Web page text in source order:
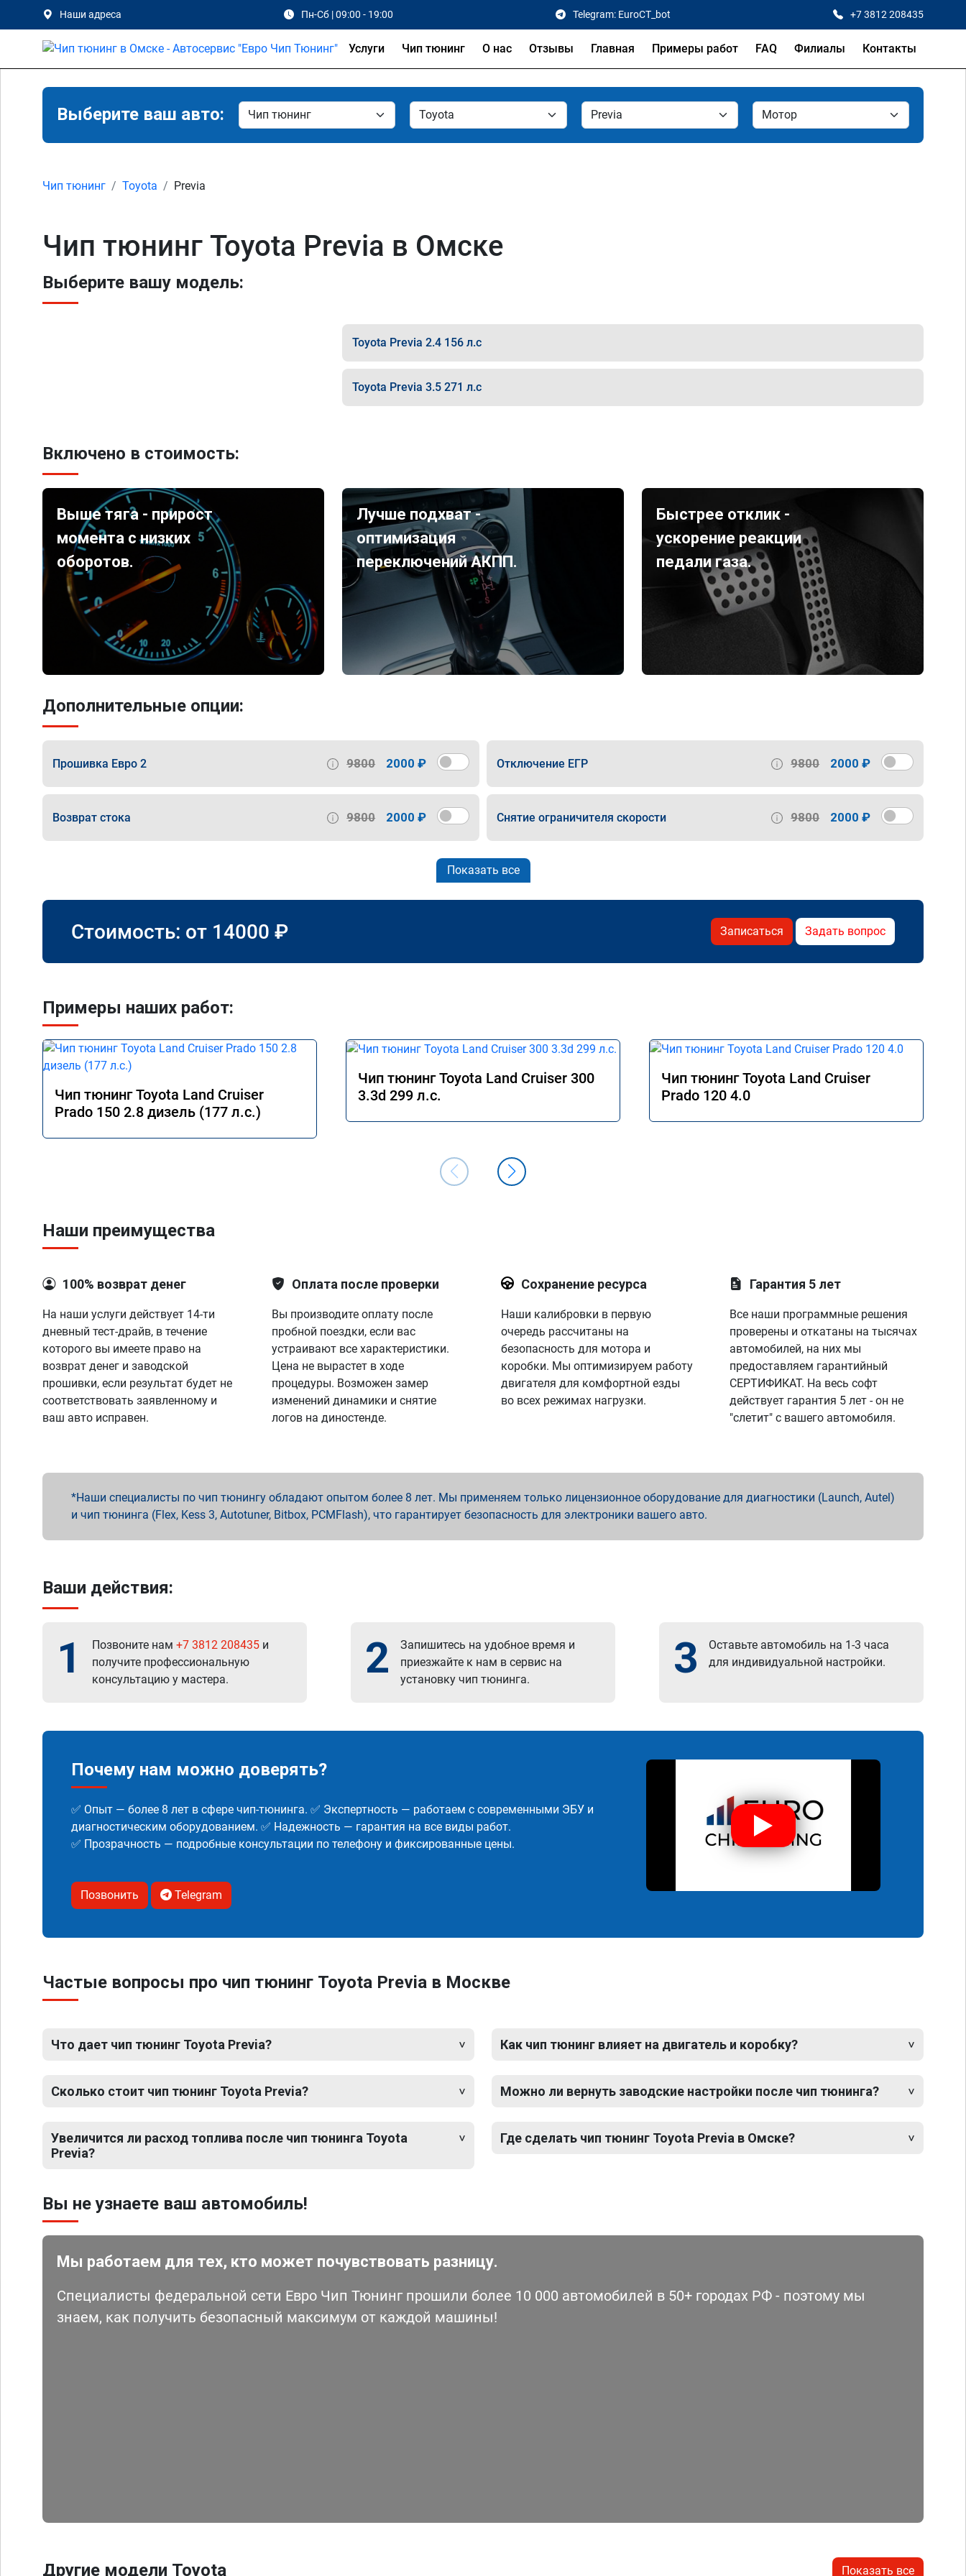
Наши адреса Пн-Сб | 09:00 - 19:00 Telegram: EuroCT_bot +7 3812 208435
Услуги Чип тюнинг О нас Отзывы Главная Примеры работ FAQ Филиалы Контакты
Выберите ваш авто:
Чип тюнинг Toyota Previa
Чип тюнинг Toyota Previa в Омске
Выберите вашу модель:
Toyota Previa 2.4 156 л.с
Toyota Previa 3.5 271 л.с
Включено в стоимость:
Выше тяга - прирост
момента с низких
оборотов.
Лучше подхват -
оптимизация
переключений АКПП.
Быстрее отклик -
ускорение реакции
педали газа.
Дополнительные опции:
Прошивка Евро 2 9800 2000 ₽ Отключение ЕГР 9800 2000 ₽
Возврат стока 9800 2000 ₽ Снятие ограничителя скорости 9800 2000 ₽
Показать все
Стоимость: от 14000 ₽ Записаться Задать вопрос
Примеры наших работ:
Чип тюнинг Toyota Land Cruiser
Prado 150 2.8 дизель (177 л.с.)
Чип тюнинг Toyota Land Cruiser 300
3.3d 299 л.с.
Чип тюнинг Toyota Land Cruiser
Prado 120 4.0
Наши преимущества
100% возврат денег
На наши услуги действует 14-ти
дневный тест-драйв, в течение
которого вы имеете право на
возврат денег и заводской
прошивки, если результат будет не
соответствовать заявленному и
ваш авто исправен.
Оплата после проверки
Вы производите оплату после
пробной поездки, если вас
устраивают все характеристики.
Цена не вырастет в ходе
процедуры. Возможен замер
изменений динамики и снятие
логов на диностенде.
Сохранение ресурса
Наши калибровки в первую
очередь рассчитаны на
безопасность для мотора и
коробки. Мы оптимизируем работу
двигателя для комфортной езды
во всех режимах нагрузки.
Гарантия 5 лет
Все наши программные решения
проверены и откатаны на тысячах
автомобилей, на них мы
предоставляем гарантийный
СЕРТИФИКАТ. На весь софт
действует гарантия 5 лет - он не
"слетит" с вашего автомобиля.
Наши специалисты по чип тюнингу обладают опытом более 8 лет. Мы применяем только лицензионное оборудование для диагностики (Launch, Autel)
и чип тюнинга (Flex, Kess 3, Autotuner, Bitbox, PCMFlash), что гарантирует безопасность для электроники вашего авто.
Ваши действия:
1 Позвоните нам +7 3812 208435 и
получите профессиональную
консультацию у мастера.
2
Запишитесь на удобное время и
приезжайте к нам в сервис на
установку чип тюнинга.
3
Оставьте автомобиль на 1-3 часа
для индивидуальной настройки.
Почему нам можно доверять?
✅ Опыт — более 8 лет в сфере чип-тюнинга. ✅ Экспертность — работаем с современными ЭБУ и
диагностическим оборудованием. ✅ Надежность — гарантия на все виды работ.
✅ Прозрачность — подробные консультации по телефону и фиксированные цены.
Позвонить Telegram
Частые вопросы про чип тюнинг Toyota Previa в Москве
Что дает чип тюнинг Toyota Previa?
Сколько стоит чип тюнинг Toyota Previa?
Увеличится ли расход топлива после чип тюнинга Toyota
Previa?
Как чип тюнинг влияет на двигатель и коробку?
Можно ли вернуть заводские настройки после чип тюнинга?
Где сделать чип тюнинг Toyota Previa в Омске?
Вы не узнаете ваш автомобиль!
Мы работаем для тех, кто может почувствовать разницу.
Специалисты федеральной сети Евро Чип Тюнинг прошили более 10 000 автомобилей в 50+ городах РФ - поэтому мы
знаем, как получить безопасный максимум от каждой машины!
Другие модели Toyota Показать все